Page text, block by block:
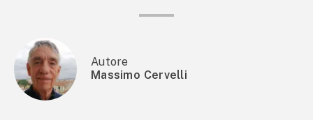
Autore
Massimo Cervelli